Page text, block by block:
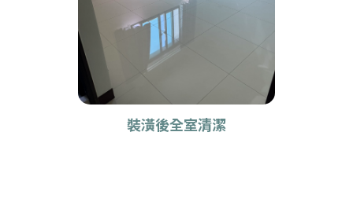
裝潢後全室清潔